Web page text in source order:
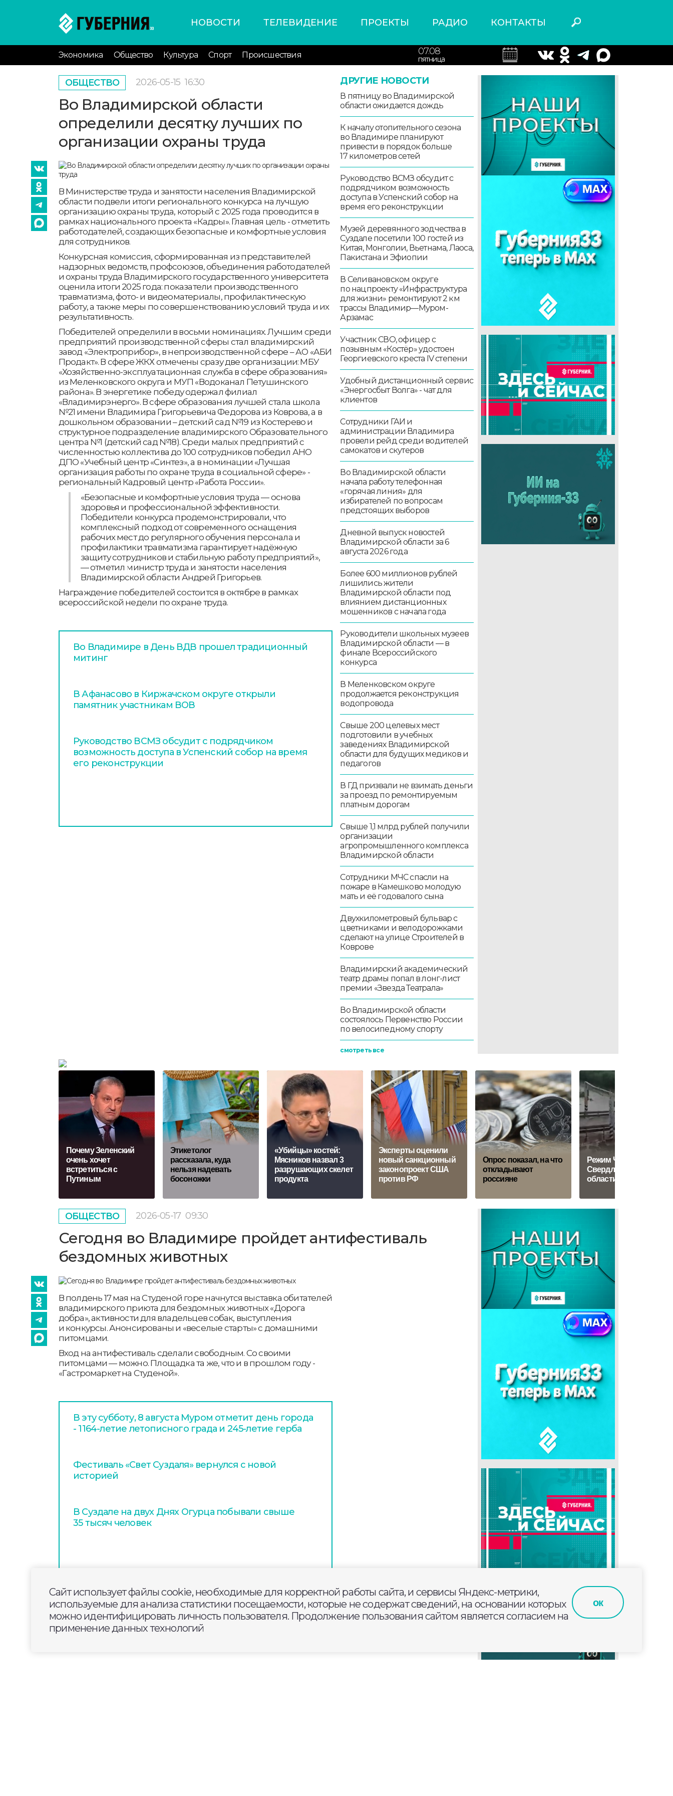
НОВОСТИ ТЕЛЕВИДЕНИЕ ПРОЕКТЫ РАДИО КОНТАКТЫ
Экономика Общество Культура Спорт Происшествия 07.08
пятница
ОБЩЕСТВО 2026-05-15 16:30
Во Владимирской области
определили десятку лучших по
организации охраны труда
В Министерстве труда и занятости населения Владимирской
области подвели итоги регионального конкурса на лучшую
организацию охраны труда, который с 2025 года проводится в
рамках национального проекта «Кадры». Главная цель - отметить
работодателей, создающих безопасные и комфортные условия
для сотрудников.
Конкурсная комиссия, сформированная из представителей
надзорных ведомств, профсоюзов, объединения работодателей
и охраны труда Владимирского государственного университета
оценила итоги 2025 года: показатели производственного
травматизма, фото- и видеоматериалы, профилактическую
работу, а также меры по совершенствованию условий труда и их
результативность.
Победителей определили в восьми номинациях. Лучшим среди
предприятий производственной сферы стал владимирский
завод «Электроприбор», в непроизводственной сфере – АО «АБИ
Продакт». В сфере ЖКХ отмечены сразу две организации: МБУ
«Хозяйственно-эксплуатационная служба в сфере образования»
из Меленковского округа и МУП «Водоканал Петушинского
района». В энергетике победу одержал филиал
«Владимирэнерго». В сфере образования лучшей стала школа
№21 имени Владимира Григорьевича Федорова из Коврова, а в
дошкольном образовании – детский сад №19 из Костерево и
структурное подразделение владимирского Образовательного
центра №1 (детский сад №18). Среди малых предприятий с
численностью коллектива до 100 сотрудников победил АНО
ДПО «Учебный центр «Синтез», а в номинации «Лучшая
организация работы по охране труда в социальной сфере» -
региональный Кадровый центр «Работа России».
«Безопасные и комфортные условия труда — основа
здоровья и профессиональной эффективности.
Победители конкурса продемонстрировали, что
комплексный подход от современного оснащения
рабочих мест до регулярного обучения персонала и
профилактики травматизма гарантирует надёжную
защиту сотрудников и стабильную работу предприятий»,
— отметил министр труда и занятости населения
Владимирской области Андрей Григорьев.
Награждение победителей состоится в октябре в рамках
всероссийской недели по охране труда.
Во Владимире в День ВДВ прошел традиционный
митинг
В Афанасово в Киржачском округе открыли
памятник участникам ВОВ
Руководство ВСМЗ обсудит с подрядчиком
возможность доступа в Успенский собор на время
его реконструкции
ДРУГИЕ НОВОСТИ
В пятницу во Владимирской
области ожидается дождь
К началу отопительного сезона
во Владимире планируют
привести в порядок больше
17 километров сетей
Руководство ВСМЗ обсудит с
подрядчиком возможность
доступа в Успенский собор на
время его реконструкции
Музей деревянного зодчества в
Суздале посетили 100 гостей из
Китая, Монголии, Вьетнама, Лаоса,
Пакистана и Эфиопии
В Селивановском округе
по нацпроекту «Инфраструктура
для жизни» ремонтируют 2 км
трассы Владимир—Муром-
Арзамас
Участник СВО, офицер с
позывным «Костёр» удостоен
Георгиевского креста IV степени
Удобный дистанционный сервис
«Энергосбыт Волга» - чат для
клиентов
Сотрудники ГАИ и
администрации Владимира
провели рейд среди водителей
самокатов и скутеров
Во Владимирской области
начала работу телефонная
«горячая линия» для
избирателей по вопросам
предстоящих выборов
Дневной выпуск новостей
Владимирской области за 6
августа 2026 года
Более 600 миллионов рублей
лишились жители
Владимирской области под
влиянием дистанционных
мошенников с начала года
Руководители школьных музеев
Владимирской области — в
финале Всероссийского
конкурса
В Меленковском округе
продолжается реконструкция
водопровода
Свыше 200 целевых мест
подготовили в учебных
заведениях Владимирской
области для будущих медиков и
педагогов
В ГД призвали не взимать деньги
за проезд по ремонтируемым
платным дорогам
Свыше 1,1 млрд рублей получили
организации
агропромышленного комплекса
Владимирской области
Сотрудники МЧС спасли на
пожаре в Камешково молодую
мать и её годовалого сына
Двухкилометровый бульвар с
цветниками и велодорожками
сделают на улице Строителей в
Коврове
Владимирский академический
театр драмы попал в лонг-лист
премии «Звезда Театрала»
Во Владимирской области
состоялось Первенство России
по велосипедному спорту
смотреть все
Почему Зеленский
очень хочет
встретиться с
Путиным
Этикетолог
рассказала, куда
нельзя надевать
босоножки
«Убийцы» костей:
Мясников назвал 3
разрушающих скелет
продукта
Эксперты оценили
новый санкционный
законопроект США
против РФ
Опрос показал, на что
откладывают
россияне
Режим ЧС введен в
Свердловской
области
ОБЩЕСТВО 2026-05-17 09:30
Сегодня во Владимире пройдет антифестиваль
бездомных животных
В полдень 17 мая на Студеной горе начнутся выставка обитателей
владимирского приюта для бездомных животных «Дорога
добра», активности для владельцев собак, выступления
и конкурсы. Анонсированы и «веселые старты» с домашними
питомцами.
Вход на антифестиваль сделали свободным. Со своими
питомцами — можно. Площадка та же, что и в прошлом году -
«Гастромаркет на Студеной».
В эту субботу, 8 августа Муром отметит день города
- 1164-летие летописного града и 245-летие герба
Фестиваль «Свет Суздаля» вернулся с новой
историей
В Суздале на двух Днях Огурца побывали свыше
35 тысяч человек
Сайт использует файлы cookie, необходимые для корректной работы сайта, и сервисы Яндекс-метрики,
используемые для анализа статистики посещаемости, которые не содержат сведений, на основании которых
можно идентифицировать личность пользователя. Продолжение пользования сайтом является согласием на
применение данных технологий
ок